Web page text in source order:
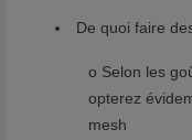
De quoi faire
o Selon les
opterez
mesh